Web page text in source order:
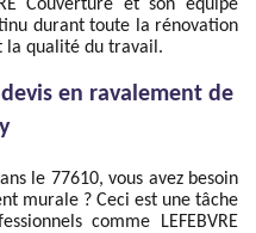
Couverture et son équipe
durant toute la rénovation
la qualité du travail.
en ravalement de
le 77610, vous avez besoin
murale ? Ceci est une tâche
comme LEFEBVRE